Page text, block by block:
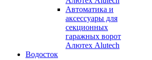
Автоматика и
аксессуары для
секционных
гаражных ворот
Алютех Alutech
Водосток